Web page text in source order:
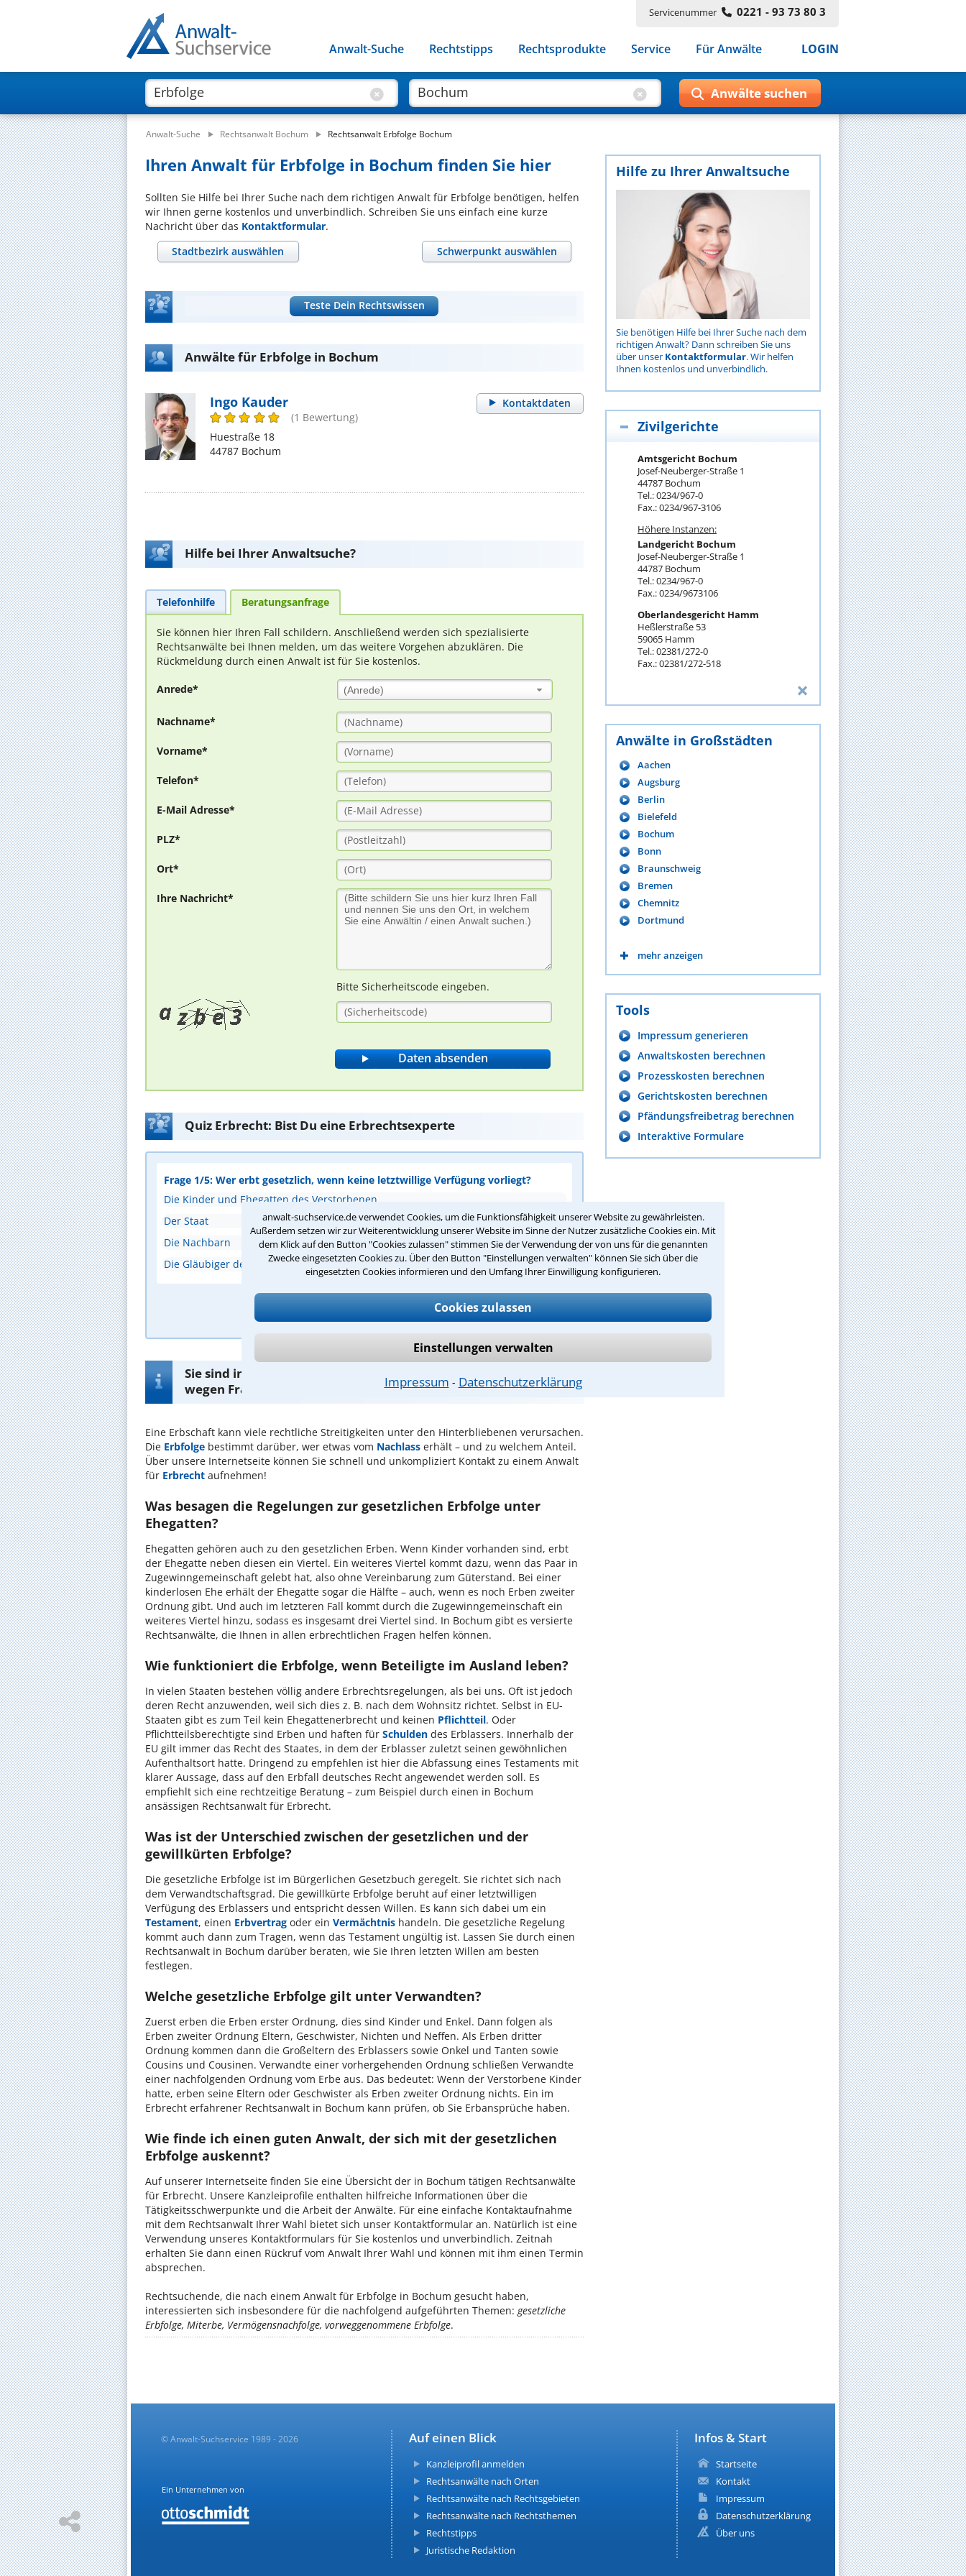
anwalt-suchservice.de verwendet Cookies, um die Funktionsfähigkeit unserer Website zu gewährleisten.
Außerdem setzen wir zur Weiterentwicklung unserer Website im Sinne der Nutzer zusätzliche Cookies ein. Mit
dem Klick auf den Button "Cookies zulassen" stimmen Sie der Verwendung der von uns für die genannten
Zwecke eingesetzten Cookies zu. Über den Button "Einstellungen verwalten" können Sie sich über die
eingesetzten Cookies informieren und den Umfang Ihrer Einwilligung konfigurieren.
Cookies zulassen
Einstellungen verwalten
Impressum ⁃ Datenschutzerklärung
Servicenummer 0221 - 93 73 80 3
Anwalt-Suche Rechtstipps Rechtsprodukte Service Für Anwälte LOGIN
Anwalt-Suche Rechtsanwalt Bochum Rechtsanwalt Erbfolge Bochum
Ihren Anwalt für Erbfolge in Bochum finden Sie hier
Sollten Sie Hilfe bei Ihrer Suche nach dem richtigen Anwalt für Erbfolge benötigen, helfen
wir Ihnen gerne kostenlos und unverbindlich. Schreiben Sie uns einfach eine kurze
Nachricht über das Kontaktformular.
Stadtbezirk auswählen
Schwerpunkt auswählen
Teste Dein Rechtswissen
Anwälte für Erbfolge in Bochum
Kontaktdaten
Ingo Kauder
(1 Bewertung)
Huestraße 18
44787 Bochum
Hilfe bei Ihrer Anwaltsuche?
Telefonhilfe Beratungsanfrage
Sie können hier Ihren Fall schildern. Anschließend werden sich spezialisierte
Rechtsanwälte bei Ihnen melden, um das weitere Vorgehen abzuklären. Die
Rückmeldung durch einen Anwalt ist für Sie kostenlos.
Anrede* (Anrede)
Nachname*
Vorname*
Telefon*
E-Mail Adresse*
PLZ*
Ort*
Ihre Nachricht*
Bitte Sicherheitscode eingeben.
Quiz Erbrecht: Bist Du eine Erbrechtsexperte
Frage 1/5: Wer erbt gesetzlich, wenn keine letztwillige Verfügung vorliegt?
Die Kinder und Ehegatten des Verstorbenen
Der Staat
Die Nachbarn
Die Gläubiger des Verstorbenen
Sie sind in Bochum auf der Suche nach einem Rechtsanwalt
wegen Fragen rund um die gesetzliche Erbfolge?
Eine Erbschaft kann viele rechtliche Streitigkeiten unter den Hinterbliebenen verursachen.
Die Erbfolge bestimmt darüber, wer etwas vom Nachlass erhält – und zu welchem Anteil.
Über unsere Internetseite können Sie schnell und unkompliziert Kontakt zu einem Anwalt
für Erbrecht aufnehmen!
Was besagen die Regelungen zur gesetzlichen Erbfolge unter
Ehegatten?
Ehegatten gehören auch zu den gesetzlichen Erben. Wenn Kinder vorhanden sind, erbt
der Ehegatte neben diesen ein Viertel. Ein weiteres Viertel kommt dazu, wenn das Paar in
Zugewinngemeinschaft gelebt hat, also ohne Vereinbarung zum Güterstand. Bei einer
kinderlosen Ehe erhält der Ehegatte sogar die Hälfte – auch, wenn es noch Erben zweiter
Ordnung gibt. Und auch im letzteren Fall kommt durch die Zugewinngemeinschaft ein
weiteres Viertel hinzu, sodass es insgesamt drei Viertel sind. In Bochum gibt es versierte
Rechtsanwälte, die Ihnen in allen erbrechtlichen Fragen helfen können.
Wie funktioniert die Erbfolge, wenn Beteiligte im Ausland leben?
In vielen Staaten bestehen völlig andere Erbrechtsregelungen, als bei uns. Oft ist jedoch
deren Recht anzuwenden, weil sich dies z. B. nach dem Wohnsitz richtet. Selbst in EU-
Staaten gibt es zum Teil kein Ehegattenerbrecht und keinen Pflichtteil. Oder
Pflichtteilsberechtigte sind Erben und haften für Schulden des Erblassers. Innerhalb der
EU gilt immer das Recht des Staates, in dem der Erblasser zuletzt seinen gewöhnlichen
Aufenthaltsort hatte. Dringend zu empfehlen ist hier die Abfassung eines Testaments mit
klarer Aussage, dass auf den Erbfall deutsches Recht angewendet werden soll. Es
empfiehlt sich eine rechtzeitige Beratung – zum Beispiel durch einen in Bochum
ansässigen Rechtsanwalt für Erbrecht.
Was ist der Unterschied zwischen der gesetzlichen und der
gewillkürten Erbfolge?
Die gesetzliche Erbfolge ist im Bürgerlichen Gesetzbuch geregelt. Sie richtet sich nach
dem Verwandtschaftsgrad. Die gewillkürte Erbfolge beruht auf einer letztwilligen
Verfügung des Erblassers und entspricht dessen Willen. Es kann sich dabei um ein
Testament, einen Erbvertrag oder ein Vermächtnis handeln. Die gesetzliche Regelung
kommt auch dann zum Tragen, wenn das Testament ungültig ist. Lassen Sie durch einen
Rechtsanwalt in Bochum darüber beraten, wie Sie Ihren letzten Willen am besten
festlegen.
Welche gesetzliche Erbfolge gilt unter Verwandten?
Zuerst erben die Erben erster Ordnung, dies sind Kinder und Enkel. Dann folgen als
Erben zweiter Ordnung Eltern, Geschwister, Nichten und Neffen. Als Erben dritter
Ordnung kommen dann die Großeltern des Erblassers sowie Onkel und Tanten sowie
Cousins und Cousinen. Verwandte einer vorhergehenden Ordnung schließen Verwandte
einer nachfolgenden Ordnung vom Erbe aus. Das bedeutet: Wenn der Verstorbene Kinder
hatte, erben seine Eltern oder Geschwister als Erben zweiter Ordnung nichts. Ein im
Erbrecht erfahrener Rechtsanwalt in Bochum kann prüfen, ob Sie Erbansprüche haben.
Wie finde ich einen guten Anwalt, der sich mit der gesetzlichen
Erbfolge auskennt?
Auf unserer Internetseite finden Sie eine Übersicht der in Bochum tätigen Rechtsanwälte
für Erbrecht. Unsere Kanzleiprofile enthalten hilfreiche Informationen über die
Tätigkeitsschwerpunkte und die Arbeit der Anwälte. Für eine einfache Kontaktaufnahme
mit dem Rechtsanwalt Ihrer Wahl bietet sich unser Kontaktformular an. Natürlich ist eine
Verwendung unseres Kontaktformulars für Sie kostenlos und unverbindlich. Zeitnah
erhalten Sie dann einen Rückruf vom Anwalt Ihrer Wahl und können mit ihm einen Termin
absprechen.
Rechtsuchende, die nach einem Anwalt für Erbfolge in Bochum gesucht haben,
interessierten sich insbesondere für die nachfolgend aufgeführten Themen: gesetzliche
Erbfolge, Miterbe, Vermögensnachfolge, vorweggenommene Erbfolge.
Hilfe zu Ihrer Anwaltsuche
Sie benötigen Hilfe bei Ihrer Suche nach dem
richtigen Anwalt? Dann schreiben Sie uns
über unser Kontaktformular. Wir helfen
Ihnen kostenlos und unverbindlich.
Zivilgerichte
Amtsgericht Bochum
Josef-Neuberger-Straße 1
44787 Bochum
Tel.: 0234/967-0
Fax.: 0234/967-3106
Höhere Instanzen:
Landgericht Bochum
Josef-Neuberger-Straße 1
44787 Bochum
Tel.: 0234/967-0
Fax.: 0234/9673106
Oberlandesgericht Hamm
Heßlerstraße 53
59065 Hamm
Tel.: 02381/272-0
Fax.: 02381/272-518
Anwälte in Großstädten
Aachen
Augsburg
Berlin
Bielefeld
Bochum
Bonn
Braunschweig
Bremen
Chemnitz
Dortmund
mehr anzeigen
Tools
Impressum generieren
Anwaltskosten berechnen
Prozesskosten berechnen
Gerichtskosten berechnen
Pfändungsfreibetrag berechnen
Interaktive Formulare
Infos & Start
Startseite
Kontakt
Impressum
Datenschutzerklärung
Über uns
Auf einen Blick
Kanzleiprofil anmelden
Rechtsanwälte nach Orten
Rechtsanwälte nach Rechtsgebieten
Rechtsanwälte nach Rechtsthemen
Rechtstipps
Juristische Redaktion
© Anwalt-Suchservice 1989 - 2026
Ein Unternehmen von